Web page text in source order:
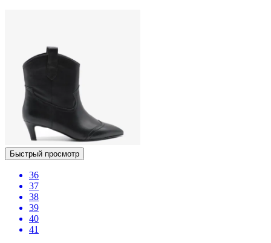
Быстрый просмотр
36
37
38
39
40
41